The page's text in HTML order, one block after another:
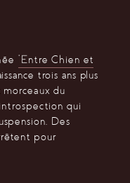
“Entre Chien et
trois ans plus
morceaux du
qui
Des
pour